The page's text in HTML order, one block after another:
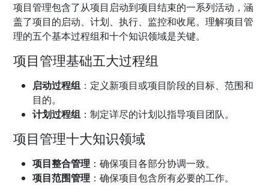
项目管理包含了从项目启动到项目结束的一系列活动，涵
盖了项目的启动、计划、执行、监控和收尾。理解项目管
理的五个基本过程组和十个知识领域是关键。
项目管理基础五大过程组
启动过程组 ：定义新项目或项目阶段的目标、范围和
目的。
计划过程组 ：制定详尽的计划以指导项目团队。
项目管理十大知识领域
项目整合管理 ：确保项目各部分协调一致。
项目范围管理 ：确保项目包含所有必要的工作。